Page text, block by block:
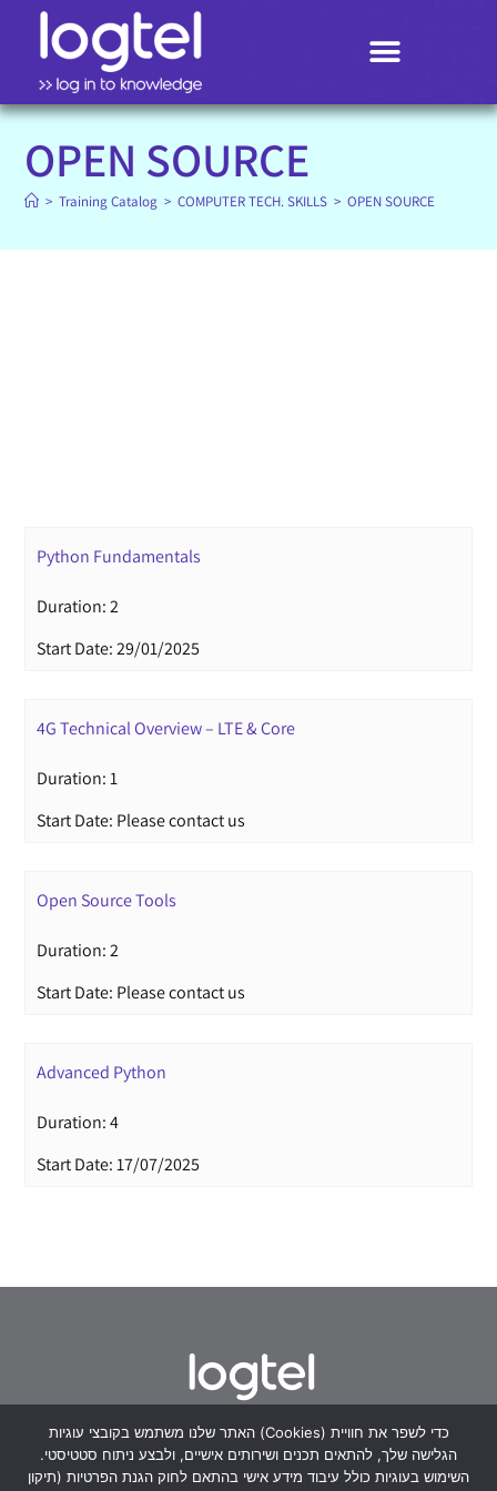
OPEN SOURCE
> Training Catalog > COMPUTER TECH. SKILLS > OPEN SOURCE
Python Fundamentals
Duration: 2
Start Date: 29/01/2025
4G Technical Overview – LTE & Core
Duration: 1
Start Date: Please contact us
Open Source Tools
Duration: 2
Start Date: Please contact us
Advanced Python
Duration: 4
Start Date: 17/07/2025
Derech Yitzhak Rabin 1, Petah Tikva, ‘Global
Towers’ complex
האתר שלנו משתמש בקובצי עוגיות (Cookies) כדי לשפר את חוויית
הגלישה שלך, להתאים תכנים ושירותים אישיים, ולבצע ניתוח סטטיסטי.
השימוש בעוגיות כולל עיבוד מידע אישי בהתאם לחוק הגנת הפרטיות (תיקון